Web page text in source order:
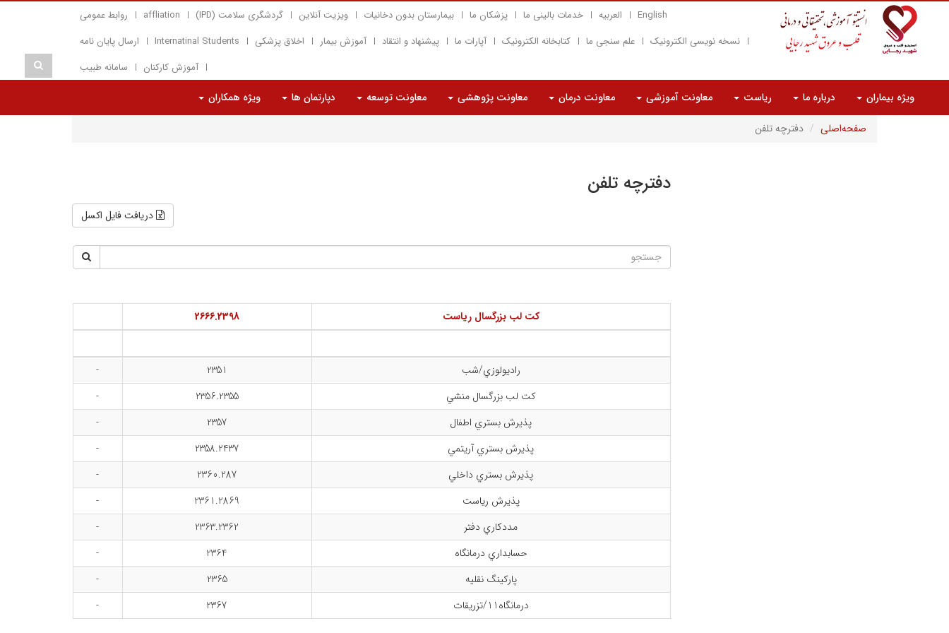
English العربیه خدمات بالینی ما پزشکان ما بیمارستان بدون دخانیات ویزیت آنلاین گردشگری سلامت (IPD) affliation
روابط عمومی
نسخه نویسی الکترونیک
علم سنجی ما کتابخانه الکترونیک آپارات ما پیشنهاد و انتقاد آموزش بیمار اخلاق پزشکی Internatinal Students
ارسال پایان نامه
آموزش کارکنان
سامانه طبیب
ویژه بیماران درباره ما ریاست معاونت آموزشی معاونت درمان معاونت پژوهشی معاونت توسعه دپارتمان ها
ویژه همکاران
صفحه‌اصلی
دفترچه تلفن
دفترچه تلفن
دریافت فایل اکسل
کت لب بزرگسال رياست 2666.2398
راديولوزي/شب 2351
-
کت لب بزرگسال منشي
2356.2355
-
پذیرش بستري اطفال
2357
-
پذيرش بستري آريتمي
2358.2437
-
پذيرش بستري داخلي
2360.287
-
پذیرش رياست
2361.2869
-
مددكاري دفتر
2363.2362
-
حسابداري درمانگاه
2364
-
پاركينگ نقليه
2365
-
درمانگاه11/تزريقات
2367
-